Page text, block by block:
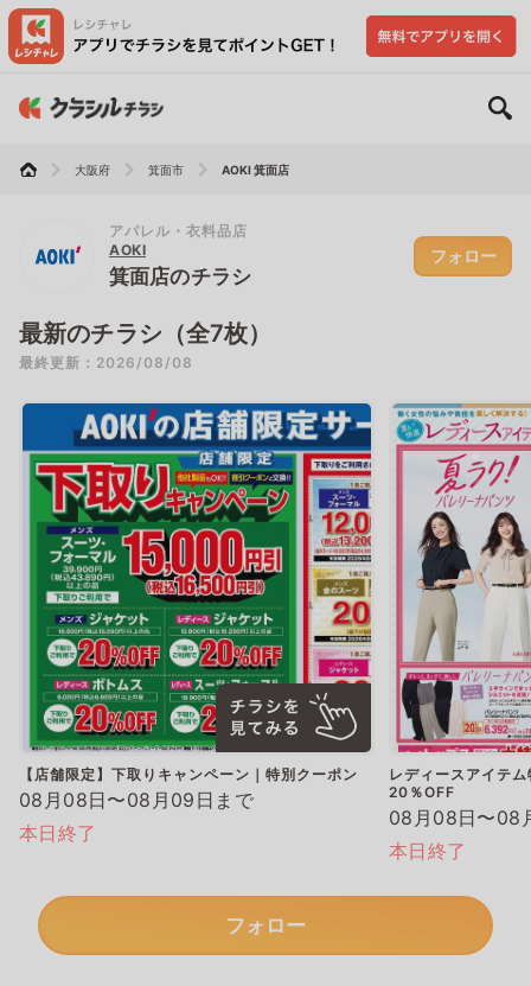
大阪府 箕面市 AOKI 箕面店
アパレル・衣料品店
AOKI
箕面店のチラシ
フォロー
最新のチラシ（全7枚）
最終更新：2026/08/08
【店舗限定】下取りキャンペーン｜特別クーポン
08月08日〜08月09日まで
本日終了
レディースアイテ
20％OFF
08月08日〜08
本日終了
フォロー